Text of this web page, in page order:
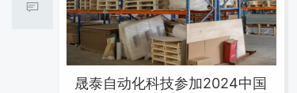
晟泰自动化科技参加2024中国